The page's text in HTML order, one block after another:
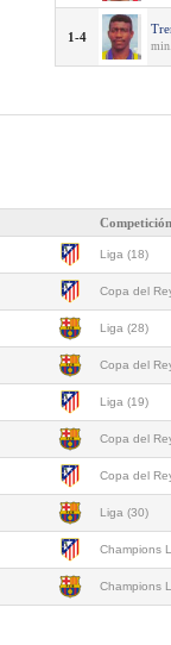
1-4
Competición
Liga (18)
Copa del
Liga (28)
Copa del
Liga (19)
Copa del
Copa del
Liga (30)
Champions
Champions